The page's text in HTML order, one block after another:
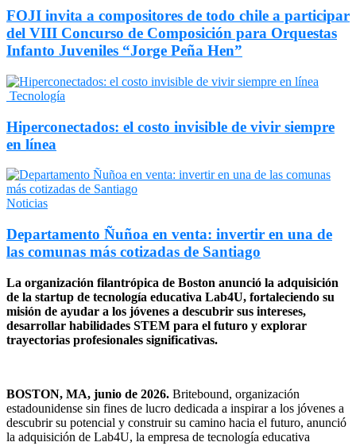
FOJI invita a compositores de todo chile a participar
del VIII Concurso de Composición para Orquestas
Infanto Juveniles “Jorge Peña Hen”
Tecnología
Hiperconectados: el costo invisible de vivir siempre
en línea
Noticias
Departamento Ñuñoa en venta: invertir en una de
las comunas más cotizadas de Santiago
La organización filantrópica de Boston anunció la adquisición
de la startup de tecnología educativa Lab4U, fortaleciendo su
misión de ayudar a los jóvenes a descubrir sus intereses,
desarrollar habilidades STEM para el futuro y explorar
trayectorias profesionales significativas.
BOSTON, MA, junio de 2026. Britebound, organización
estadounidense sin fines de lucro dedicada a inspirar a los jóvenes a
descubrir su potencial y construir su camino hacia el futuro, anunció
la adquisición de Lab4U, la empresa de tecnología educativa